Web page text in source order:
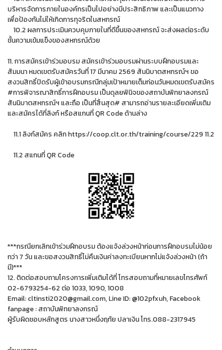
บริหารจัดการภายในองค์กรเป็นไปอย่างมีประสิทธิภาพ และเป็นแนวทาง
เพื่อป้องกันไม่ให้เกิดการทุจริตในสหกรณ์
10.2 ผลการประเมินควบคุมภายในที่ดีขึ้นของสหกรณ์ จะส่งผลต่อระดับ
ชั้นความเข้มแข็งของสหกรณ์ด้วย
11. การสมัครเข้าร่วมอบรม สมัครเข้าร่วมอบรมผ่านระบบฝึกอบรมและ
สัมมนา หมดเขตรับสมัครวันที่ 17 มีนาคม 2569 สันนิบาตสหกรณ์ฯ ขอ
สงวนสิทธิ์ปิดรับผู้เข้าอบรมกรณีกลุ่มเป้าหมายเต็มก่อนวันหมดเขตรับสมัคร
#การพิจารณาสิทธิ์การฝึกอบรม เป็นดุลยพินิจของสถาบันพิทยาลงกรณ์
สันนิบาตสหกรณ์ฯ และถือ เป็นที่สิ้นสุด# สามารถอ่านรายละเอียดเพิ่มเติม
และสมัครได้ที่ลิงก์ หรือสแกนที่ QR Code ด้านล่าง
11.1 ลิงก์สมัคร คลิก https://coop.clt.or.th/training/course/229 11.2
11.2 สแกนที่ QR Code
***กรณียกเลิกเข้าร่วมฝึกอบรม ต้องแจ้งล่วงหน้าก่อนการฝึกอบรมไม่น้อย
กว่า 7 วัน และขอสงวนสิทธิ์ไม่คืนเงินค่าลงทะเบียนหากไม่แจ้งล่วงหน้า (ถ้า
มี)***
12. ติดต่อสอบถามโครงการเพิ่มเติมได้ที่ โทรสอบถามที่หมายเลขโทรศัพท์
02-6793254-62 ต่อ 1033, 1090, 1008
Email: cltinsti2020@gmail.com, Line ID: @102pfxuh, Facebook
fanpage : สถาบันพิทยาลงกรณ์
ผู้รับผิดชอบหลักสูตร นางสาวหนึ่งฤทัย ปลาเงิน โทร.088-2317945